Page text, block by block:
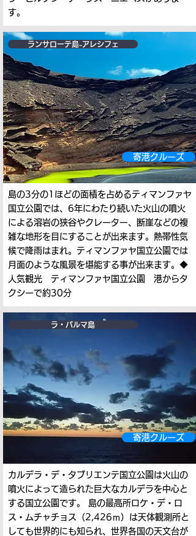
す。
ランサローテ島-アレシフェ
寄港クルーズ
島の3分の1ほどの面積を占めるティマンファヤ
国立公園では、6年にわたり続いた火山の噴火
による溶岩の狭谷やクレーター、断崖などの複
雑な地形を目にすることが出来ます。熱帯性気
候で降雨はまれ。ティマンファヤ国立公園では
月面のような風景を堪能する事が出来ます。◆
人気観光 ティマンファヤ国立公園 港からタ
クシーで約30分
ラ・パルマ島
寄港クルーズ
カルデラ・デ・タブリエンテ国立公園は火山の
噴火によって造られた巨大なカルデラを中心と
する国立公園です。 島の最高所ロケ・デ・ロ
ス・ムチャチョス（2,426ｍ）は天体観測所と
しても世界的にも知られ、世界各国の天文台が